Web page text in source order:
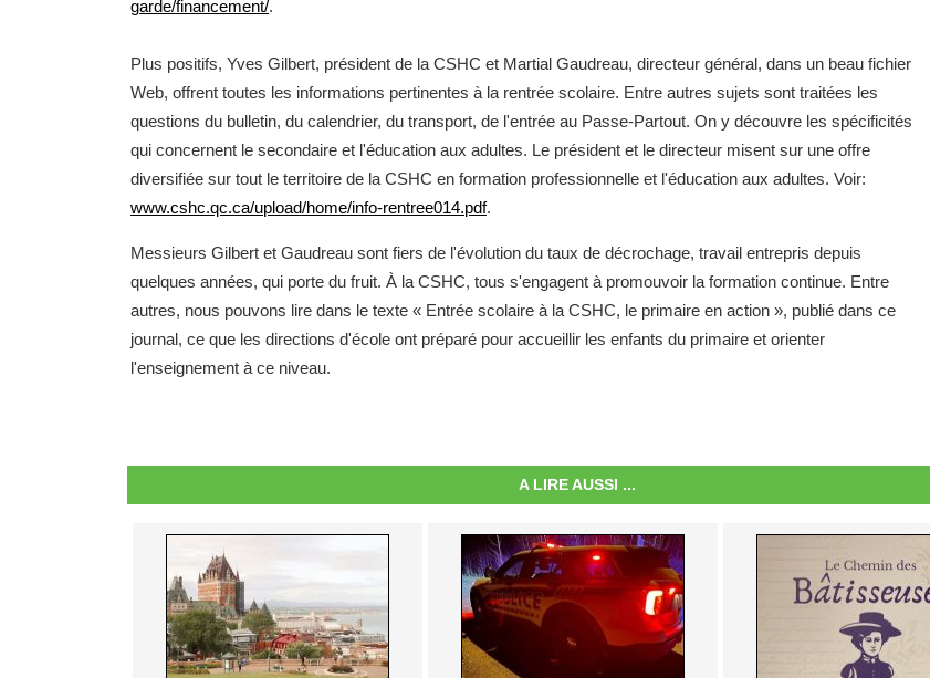
garde/financement/.
Plus positifs, Yves Gilbert, président de la CSHC et Martial Gaudreau, directeur général, dans un beau fichier
Web, offrent toutes les informations pertinentes à la rentrée scolaire. Entre autres sujets sont traitées les
questions du bulletin, du calendrier, du transport, de l'entrée au Passe-Partout. On y découvre les spécificités
qui concernent le secondaire et l'éducation aux adultes. Le président et le directeur misent sur une offre
diversifiée sur tout le territoire de la CSHC en formation professionnelle et l'éducation aux adultes. Voir:
www.cshc.qc.ca/upload/home/info-rentree014.pdf.
Messieurs Gilbert et Gaudreau sont fiers de l'évolution du taux de décrochage, travail entrepris depuis
quelques années, qui porte du fruit. À la CSHC, tous s'engagent à promouvoir la formation continue. Entre
autres, nous pouvons lire dans le texte « Entrée scolaire à la CSHC, le primaire en action », publié dans ce
journal, ce que les directions d'école ont préparé pour accueillir les enfants du primaire et orienter
l'enseignement à ce niveau.
A LIRE AUSSI ...